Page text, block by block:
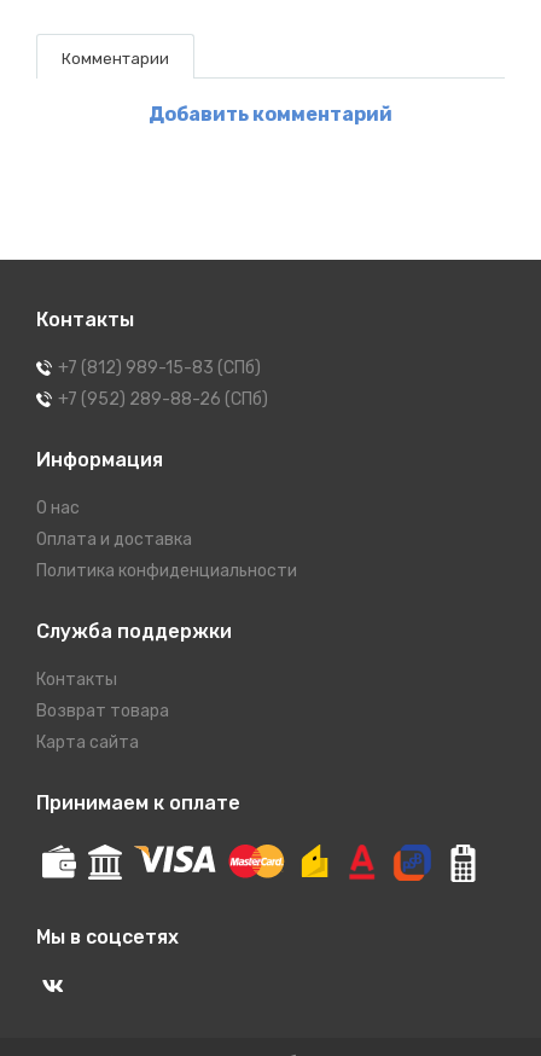
Комментарии
Добавить комментарий
Контакты
+7 (812) 989-15-83 (СПб)
+7 (952) 289-88-26 (СПб)
Информация
О нас
Оплата и доставка
Политика конфиденциальности
Служба поддержки
Контакты
Возврат товара
Карта сайта
Принимаем к оплате
Мы в соцсетях